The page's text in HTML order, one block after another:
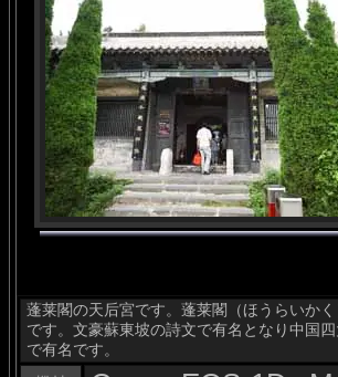
蓬莱閣の天后宮です。蓬莱閣（ほうらいか
です。文豪蘇東坡の詩文で有名となり中国
で有名です。